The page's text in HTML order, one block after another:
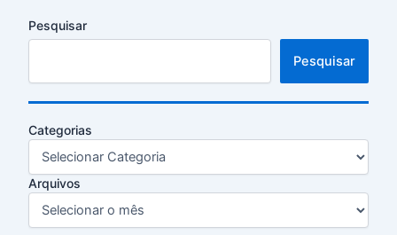
Pesquisar
Pesquisar
Categorias
Arquivos